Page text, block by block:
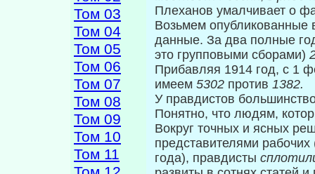
Том 03
Том 04
Том 05
Том 06
Том 07
Том 08
Том 09
Том 10
Том 11
Плеханов умалчивает о
Возьмем опубликованные
данные. За два полные
это групповыми сбора­ми)
Прибавляя 1914 год, с 1
имеем 5302 против 1382.
У правдистов
Понятно, что людям,
Вокруг точных и ясных
представите­лями
года), правдисты